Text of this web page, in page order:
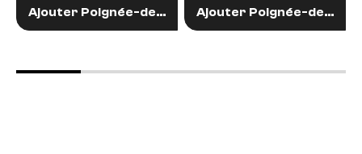
Ajouter Poignée-de-chaiseAjouter Poignée-de-